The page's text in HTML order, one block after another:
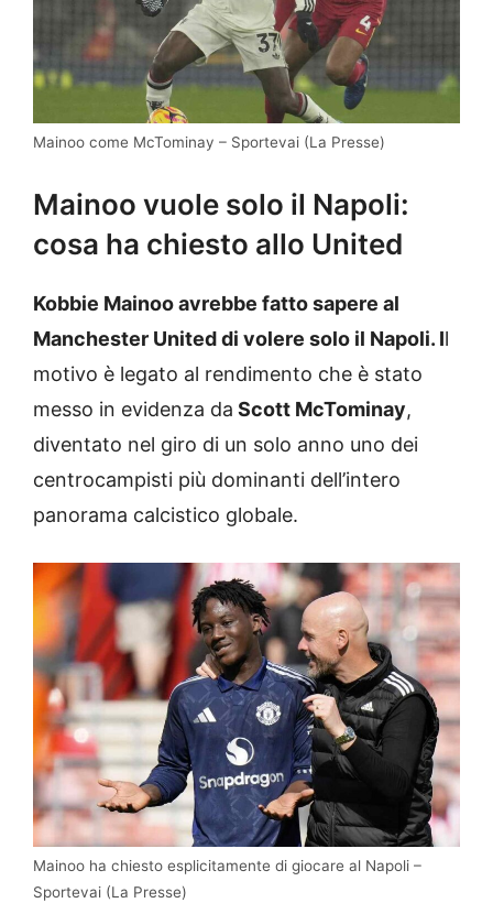
Mainoo come McTominay – Sportevai (La Presse)
Mainoo vuole solo il Napoli:
cosa ha chiesto allo United
Kobbie Mainoo avrebbe fatto sapere al
Manchester United di volere solo il Napoli. Il
motivo è legato al rendimento che è stato
messo in evidenza da Scott McTominay,
diventato nel giro di un solo anno uno dei
centrocampisti più dominanti dell’intero
panorama calcistico globale.
Mainoo ha chiesto esplicitamente di giocare al Napoli –
Sportevai (La Presse)